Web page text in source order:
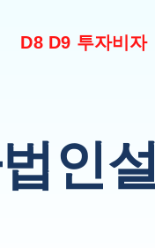
D8 D9 투자비자
인설